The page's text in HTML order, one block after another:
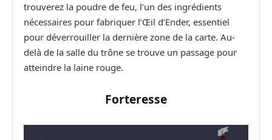
trouverez la poudre de feu, l’un des ingrédients
nécessaires pour fabriquer l’Œil d’Ender, essentiel
pour déverrouiller la dernière zone de la carte. Au-
delà de la salle du trône se trouve un passage pour
atteindre la laine rouge.
Forteresse